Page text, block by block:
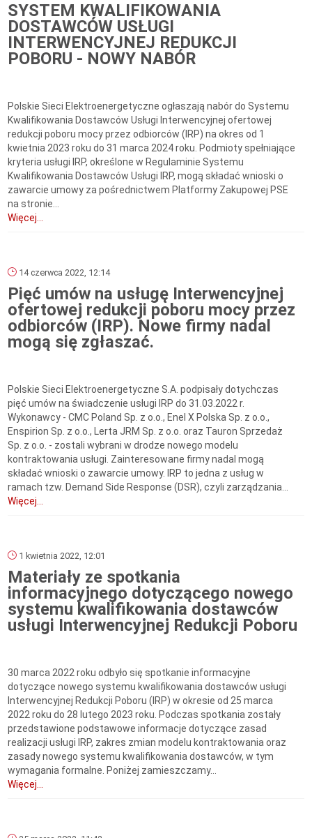
SYSTEM KWALIFIKOWANIA
DOSTAWCÓW USŁUGI
INTERWENCYJNEJ REDUKCJI
POBORU - NOWY NABÓR
Polskie Sieci Elektroenergetyczne ogłaszają nabór do Systemu
Kwalifikowania Dostawców Usługi Interwencyjnej ofertowej
redukcji poboru mocy przez odbiorców (IRP) na okres od 1
kwietnia 2023 roku do 31 marca 2024 roku. Podmioty spełniające
kryteria usługi IRP, określone w Regulaminie Systemu
Kwalifikowania Dostawców Usługi IRP, mogą składać wnioski o
zawarcie umowy za pośrednictwem Platformy Zakupowej PSE
na stronie...
Więcej...
14 czerwca 2022, 12:14
Pięć umów na usługę Interwencyjnej
ofertowej redukcji poboru mocy przez
odbiorców (IRP). Nowe firmy nadal
mogą się zgłaszać.
Polskie Sieci Elektroenergetyczne S.A. podpisały dotychczas
pięć umów na świadczenie usługi IRP do 31.03.2022 r.
Wykonawcy - CMC Poland Sp. z o.o., Enel X Polska Sp. z o.o.,
Enspirion Sp. z o.o., Lerta JRM Sp. z o.o. oraz Tauron Sprzedaż
Sp. z o.o. - zostali wybrani w drodze nowego modelu
kontraktowania usługi. Zainteresowane firmy nadal mogą
składać wnioski o zawarcie umowy. IRP to jedna z usług w
ramach tzw. Demand Side Response (DSR), czyli zarządzania...
Więcej...
1 kwietnia 2022, 12:01
Materiały ze spotkania
informacyjnego dotyczącego nowego
systemu kwalifikowania dostawców
usługi Interwencyjnej Redukcji Poboru
30 marca 2022 roku odbyło się spotkanie informacyjne
dotyczące nowego systemu kwalifikowania dostawców usługi
Interwencyjnej Redukcji Poboru (IRP) w okresie od 25 marca
2022 roku do 28 lutego 2023 roku. Podczas spotkania zostały
przedstawione podstawowe informacje dotyczące zasad
realizacji usługi IRP, zakres zmian modelu kontraktowania oraz
zasady nowego systemu kwalifikowania dostawców, w tym
wymagania formalne. Poniżej zamieszczamy...
Więcej...